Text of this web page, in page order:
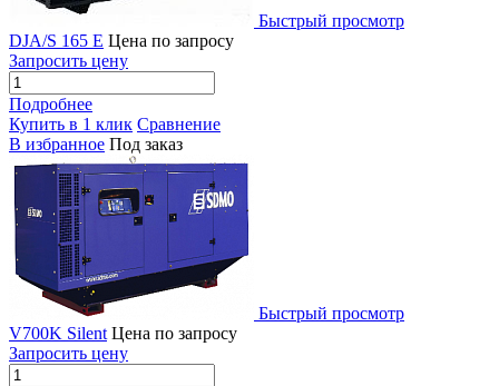
Быстрый просмотр
DJA/S 165 E Цена по запросу
Запросить цену
Подробнее
Купить в 1 клик Сравнение
В избранное Под заказ
Быстрый просмотр
V700K Silent Цена по запросу
Запросить цену